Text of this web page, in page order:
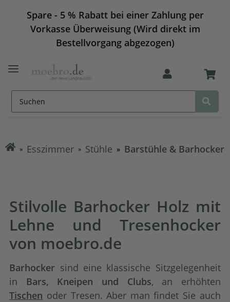
Spare - 5 % Rabatt bei einer Zahlung per
Vorkasse Überweisung (Wird direkt im
Bestellvorgang abgezogen)
Esszimmer Stühle Barstühle & Barhocker
Stilvolle Barhocker Holz mit
Lehne und Tresenhocker
von moebro.de
Barhocker sind eine klassische Sitzgelegenheit
in Bars, Kneipen und Clubs, an erhöhten
Tischen oder Tresen. Aber man findet Sie auch